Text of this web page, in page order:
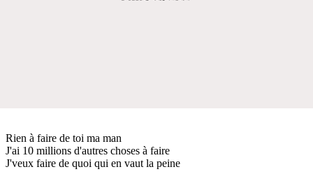
Rien à faire de toi ma man
J'ai 10 millions d'autres choses à faire
J'veux faire de quoi qui en vaut la peine